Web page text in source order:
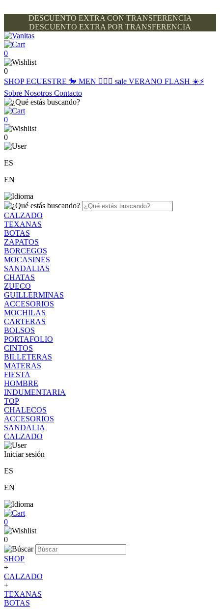
DESCUENTO EXTRA CON TRANSFERENCIA
DESCUENTO EXTRA POR TRANSFERENCIA
0
0
SHOPECUESTRE 🐎 MEN 🙋🏽‍♂️ sale VERANO FLASH ☀️⚡️
Sobre Nosotros Contacto
0
0
ES
EN
CALZADO
TEXANAS
BOTAS
ZAPATOS
BORCEGOS
MOCASINES
SANDALIAS
CHATAS
ZUECO
GUILLERMINAS
ACCESORIOS
MOCHILAS
CARTERAS
BOLSOS
PORTAFOLIO
CINTOS
BILLETERAS
MATERAS
FIESTA
HOMBRE
INDUMENTARIA
TOP
CHALECOS
ACCESORIOS
SANDALIA
CALZADO
Iniciar sesión
ES
EN
0
0
SHOP
+
CALZADO
+
TEXANAS
BOTAS